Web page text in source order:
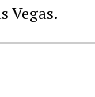
Vegas.